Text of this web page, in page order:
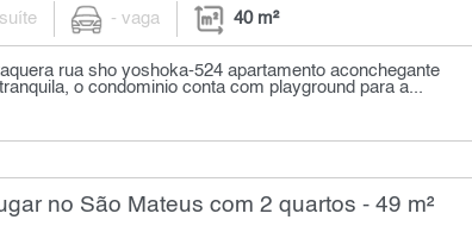
- vaga 40 m²
rua sho yoshoka-524 apartamento aconchegante
o condominio conta com playground para a...
no São Mateus com 2 quartos - 49 m²